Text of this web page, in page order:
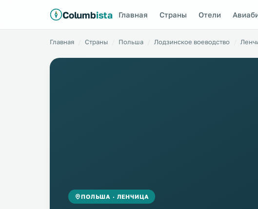
Columbista Главная Страны Отели
Главная Страны Польша Лодзинское воеводство
ПОЛЬША · ЛЕНЧИЦА